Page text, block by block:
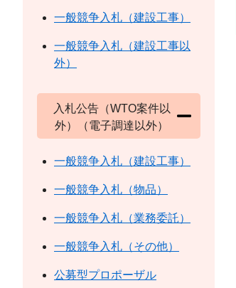
一般競争入札（建設工事）
一般競争入札（建設工事以
外）
入札公告（WTO案件以
外）（電子調達以外）
一般競争入札（建設工事）
一般競争入札（物品）
一般競争入札（業務委託）
一般競争入札（その他）
公募型プロポーザル